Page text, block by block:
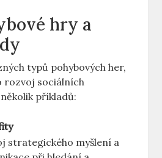
hry a
typů pohybových her,
rozvoj sociálních
příkladů:
strategického myšlení a